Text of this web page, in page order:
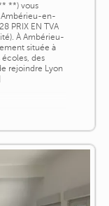
**) vous
Ambérieu-en-
PRIX EN TVA
À Ambérieu-
située à
des
rejoindre Lyon